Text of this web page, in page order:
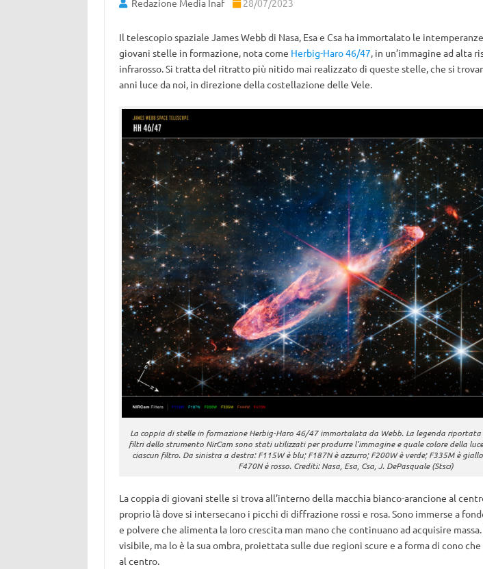
Redazione Media Inaf 28/07/2023
Il telescopio spaziale James Webb di Nasa, Esa e Csa ha immortalato le
giovani stelle in formazione, nota come Herbig-Haro 46/47, in un’immagine ad alta
infrarosso. Si tratta del ritratto più nitido mai realizzato di queste stelle, che si
anni luce da noi, in direzione della costellazione delle Vele.
La coppia di stelle in formazione Herbig-Haro 46/47 immortalata da Webb. La legenda
filtri dello strumento NirCam sono stati utilizzati per produrre l’immagine e quale colore della
ciascun filtro. Da sinistra a destra: F115W è blu; F187N è azzurro; F200W è verde; F335M è
F470N è rosso. Crediti: Nasa, Esa, Csa, J. DePasquale (Stsci)
La coppia di giovani stelle si trova all’interno della macchia bianco-arancione al
proprio là dove si intersecano i picchi di diffrazione rossi e rosa. Sono immerse a
e polvere che alimenta la loro crescita man mano che continuano ad acquisire
visibile, ma lo è la sua ombra, proiettata sulle due regioni scure e a forma di cono
al centro.